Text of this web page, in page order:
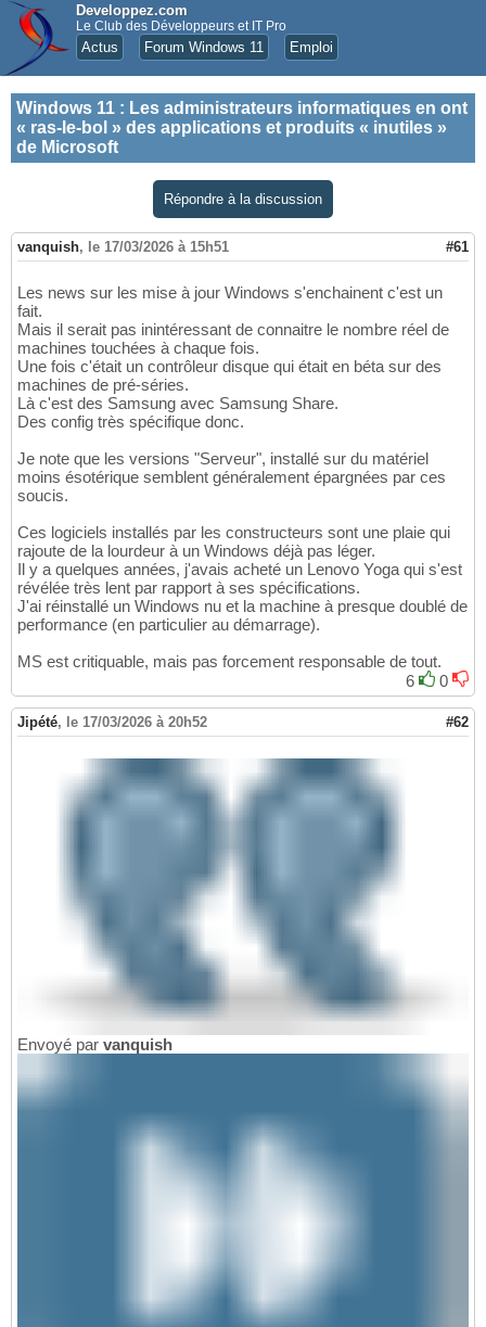
Developpez.com
Le Club des Développeurs et IT Pro
Actus Forum Windows 11 Emploi
Windows 11 : Les administrateurs informatiques en ont
« ras-le-bol » des applications et produits « inutiles »
de Microsoft
Répondre à la discussion
vanquish, le 17/03/2026 à 15h51 #61
Les news sur les mise à jour Windows s'enchainent c'est un
fait.
Mais il serait pas inintéressant de connaitre le nombre réel de
machines touchées à chaque fois.
Une fois c'était un contrôleur disque qui était en béta sur des
machines de pré-séries.
Là c'est des Samsung avec Samsung Share.
Des config très spécifique donc.
Je note que les versions "Serveur", installé sur du matériel
moins ésotérique semblent généralement épargnées par ces
soucis.
Ces logiciels installés par les constructeurs sont une plaie qui
rajoute de la lourdeur à un Windows déjà pas léger.
Il y a quelques années, j'avais acheté un Lenovo Yoga qui s'est
révélée très lent par rapport à ses spécifications.
J'ai réinstallé un Windows nu et la machine à presque doublé de
performance (en particulier au démarrage).
MS est critiquable, mais pas forcement responsable de tout.
6
0
Jipété, le 17/03/2026 à 20h52 #62
Envoyé par vanquish